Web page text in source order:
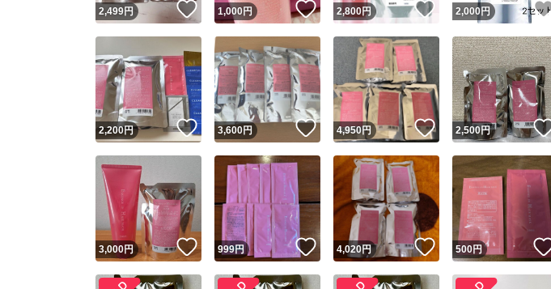
2,499円 いいね！
1,000円 いいね！
2,800円 いいね！
2,000円
2,200円 いいね！
3,600円 いいね！
4,950円 いいね！
2,500円
3,000円 いいね！
999円 いいね！
4,020円 いいね！
500円